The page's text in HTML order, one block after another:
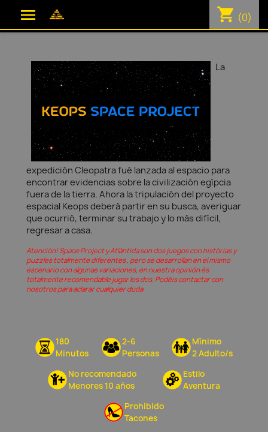
 shopping_cart (0)
La
expedición Cleopatra fué lanzada al espacio para
encontrar evidencias sobre la civilización egípcia
fuera de la tierra. Ahora la tripulación del proyecto
espacial Keops deberá partir en su busca, averiguar
que ocurrió, terminar su trabajo y lo más difícil,
regresar a casa.
Atención! Space Project y Atlántida son dos juegos con histórias y
puzzles totalmente diferentes , pero se desarrollan en el mismo
escenario con algunas variaciones, en nuestra opinión és
totalmente recomendable jugar los dos. Podéis contactar con
nosotros para aclarar cualquier duda
180
Minutos
2-6
Personas
Mínimo
2 Adulto/s
No recomendado
Menores 10 años
Estilo
Aventura
Prohibido
Tacones